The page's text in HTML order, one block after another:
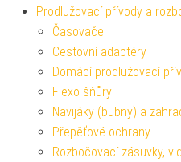
Prodlužovací přívody a
Časovače
Cestovní adaptéry
Domácí prodlužovací
Flexo šňůry
Navijáky (bubny) a
Přepěťové ochrany
Rozbočovací zásuvky,